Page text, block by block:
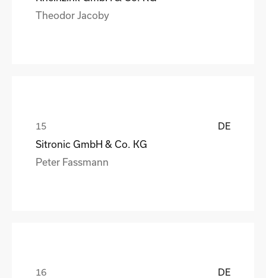
Theodor Jacoby
DE
Sitronic GmbH & Co. KG
Peter Fassmann
DE